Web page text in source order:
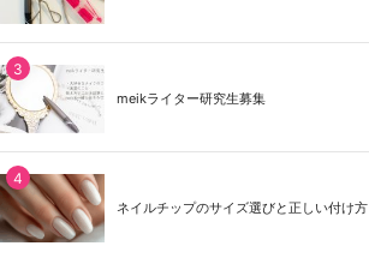
meikライター研究生募集
ネイルチップのサイズ選びと正しい付け方